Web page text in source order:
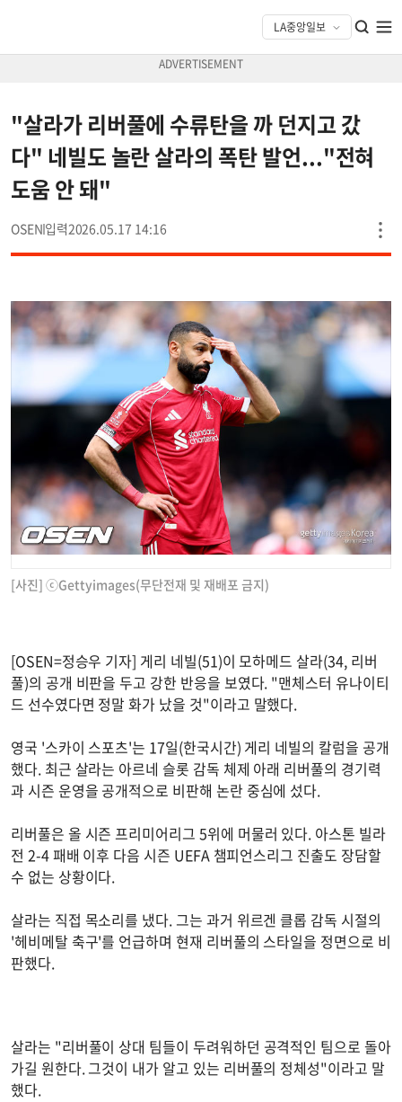
"살라가 리버풀에 수류탄을 까 던지고 갔
다" 네빌도 놀란 살라의 폭탄 발언..."전혀
도움 안 돼"
OSEN 2026.05.17 14:16
[사진] ⓒGettyimages(무단전재 및 재배포 금지)
[OSEN=정승우 기자] 게리 네빌(51)이 모하메드 살라(34, 리버
풀)의 공개 비판을 두고 강한 반응을 보였다. "맨체스터 유나이티
드 선수였다면 정말 화가 났을 것"이라고 말했다.
영국 '스카이 스포츠'는 17일(한국시간) 게리 네빌의 칼럼을 공개
했다. 최근 살라는 아르네 슬롯 감독 체제 아래 리버풀의 경기력
과 시즌 운영을 공개적으로 비판해 논란 중심에 섰다.
리버풀은 올 시즌 프리미어리그 5위에 머물러 있다. 아스톤 빌라
전 2-4 패배 이후 다음 시즌 UEFA 챔피언스리그 진출도 장담할
수 없는 상황이다.
살라는 직접 목소리를 냈다. 그는 과거 위르겐 클롭 감독 시절의
'헤비메탈 축구'를 언급하며 현재 리버풀의 스타일을 정면으로 비
판했다.
살라는 "리버풀이 상대 팀들이 두려워하던 공격적인 팀으로 돌아
가길 원한다. 그것이 내가 알고 있는 리버풀의 정체성"이라고 말
했다.